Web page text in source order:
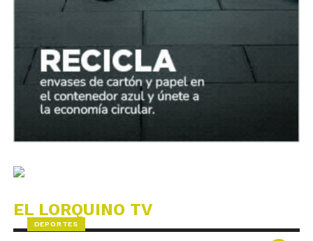
EL LORQUINO TV
DEPORTES